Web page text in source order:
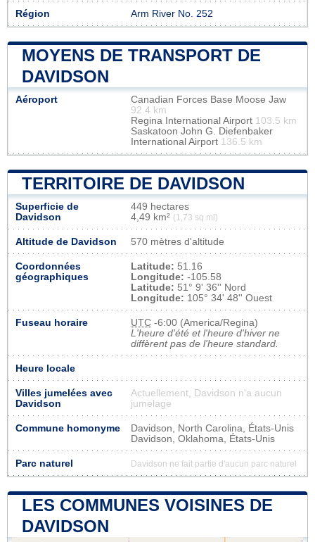
Région Arm River No. 252
MOYENS DE TRANSPORT DE
DAVIDSON
Aéroport
Canadian Forces Base Moose Jaw
92.4 km
Regina International Airport 103.5 km
Saskatoon John G. Diefenbaker
International Airport 136.5 km
TERRITOIRE DE DAVIDSON
Superficie de
Davidson
449 hectares
4,49 km² (1,73 sq mi)
Altitude de Davidson 570 mètres d'altitude
Coordonnées
géographiques
Latitude: 51.16
Longitude: -105.58
Latitude: 51° 9' 36'' Nord
Longitude: 105° 34' 48'' Ouest
Fuseau horaire UTC -6:00 (America/Regina)
L'heure d'été et l'heure d'hiver ne
diffèrent pas de l'heure standard.
Heure locale
Villes jumelées avec
Davidson
Actuellement, Davidson n'a aucun
jumelage
Commune homonyme
Davidson, North Carolina, États-Unis
Davidson, Oklahoma, États-Unis
Parc naturel Davidson ne fait partie d'aucun parc naturel
LES COMMUNES VOISINES DE
DAVIDSON